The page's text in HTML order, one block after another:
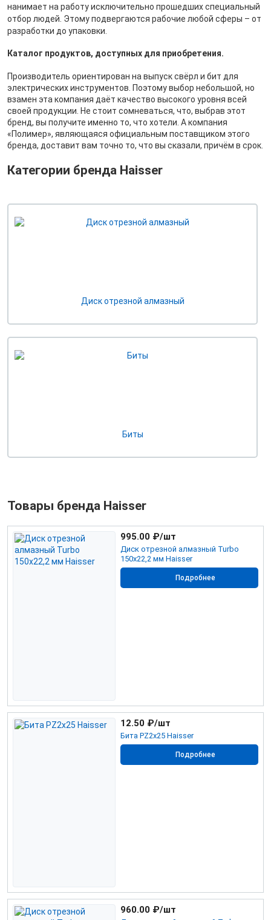
нанимает на работу исключительно прошедших специальный
отбор людей. Этому подвергаются рабочие любой сферы – от
разработки до упаковки.
Каталог продуктов, доступных для приобретения.
Производитель ориентирован на выпуск свёрл и бит для
электрических инструментов. Поэтому выбор небольшой, но
взамен эта компания даёт качество высокого уровня всей
своей продукции. Не стоит сомневаться, что, выбрав этот
бренд, вы получите именно то, что хотели. А компания
«Полимер», являющаяся официальным поставщиком этого
бренда, доставит вам точно то, что вы сказали, причём в срок.
Категории бренда Haisser
Диск отрезной алмазный
Биты
Товары бренда Haisser
Диск отрезной алмазный Turbo
150х22,2 мм Haisser
995.00 ₽/шт
Подробнее
Бита РZ2х25 Haisser
12.50 ₽/шт
Подробнее
960.00 ₽/шт